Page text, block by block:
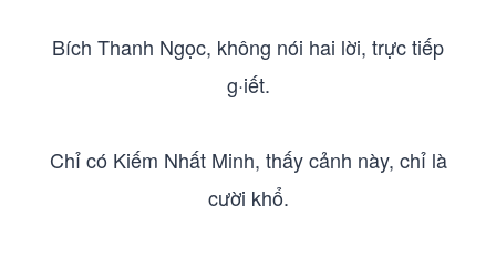
Bích Thanh Ngọc, không nói hai lời, trực tiếp
g·iết.
Chỉ có Kiếm Nhất Minh, thấy cảnh này, chỉ là
cười khổ.